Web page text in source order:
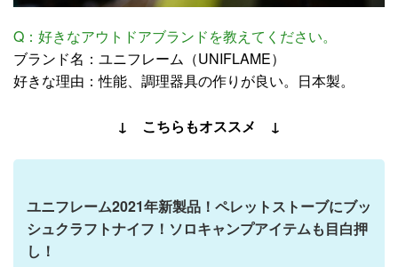
Q：好きなアウトドアブランドを教えてください。
ブランド名：ユニフレーム（UNIFLAME）
好きな理由：性能、調理器具の作りが良い。日本製。
↓ こちらもオススメ ↓
ユニフレーム2021年新製品！ペレットストーブにブッ
シュクラフトナイフ！ソロキャンプアイテムも目白押
し！